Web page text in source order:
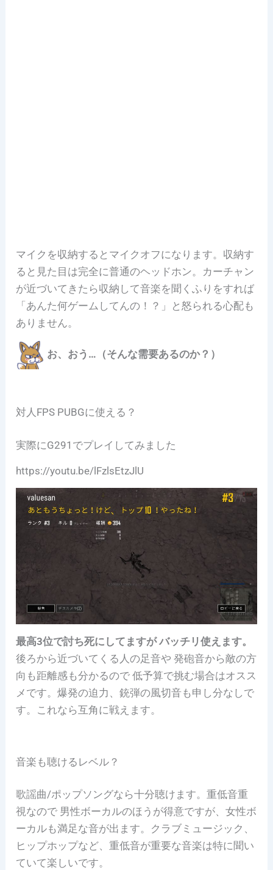
マイクを収納するとマイクオフになります。収納す
ると見た目は完全に普通のヘッドホン。カーチャン
が近づいてきたら収納して音楽を聞くふりをすれば
「あんた何ゲームしてんの！？」と怒られる心配も
ありません。
お、おう…（そんな需要あるのか？）
対人FPS PUBGに使える？
実際にG291でプレイしてみました
https://youtu.be/lFzlsEtzJlU
最高3位で討ち死にしてますが バッチリ使えます。
後ろから近づいてくる人の足音や 発砲音から敵の方
向も距離感も分かるので 低予算で挑む場合はオスス
メです。爆発の迫力、銃弾の風切音も申し分なしで
す。これなら互角に戦えます。
音楽も聴けるレベル？
歌謡曲/ポップソングなら十分聴けます。重低音重
視なので 男性ボーカルのほうが得意ですが、女性ボ
ーカルも満足な音が出ます。クラブミュージック、
ヒップホップなど、重低音が重要な音楽は特に聞い
ていて楽しいです。